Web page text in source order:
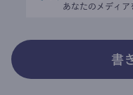
あなたのメディア
書